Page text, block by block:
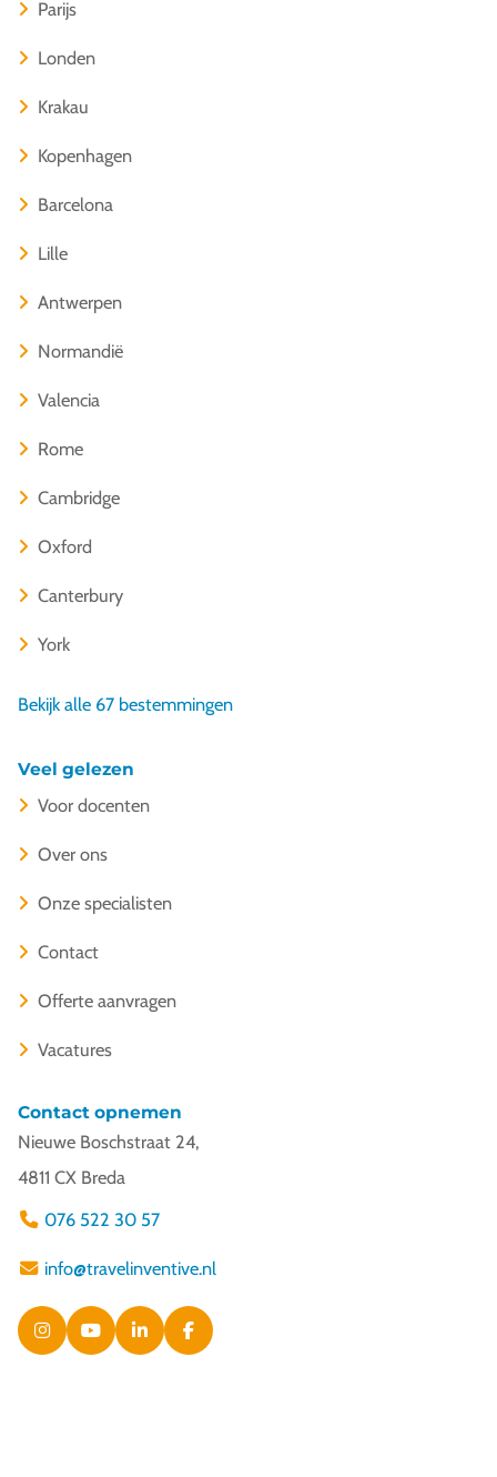
Parijs
Londen
Krakau
Kopenhagen
Barcelona
Lille
Antwerpen
Normandië
Valencia
Rome
Cambridge
Oxford
Canterbury
York
Bekijk alle 67 bestemmingen
Veel gelezen
Voor docenten
Over ons
Onze specialisten
Contact
Offerte aanvragen
Vacatures
Contact opnemen
Nieuwe Boschstraat 24,
4811 CX Breda
076 522 30 57
info@travelinventive.nl